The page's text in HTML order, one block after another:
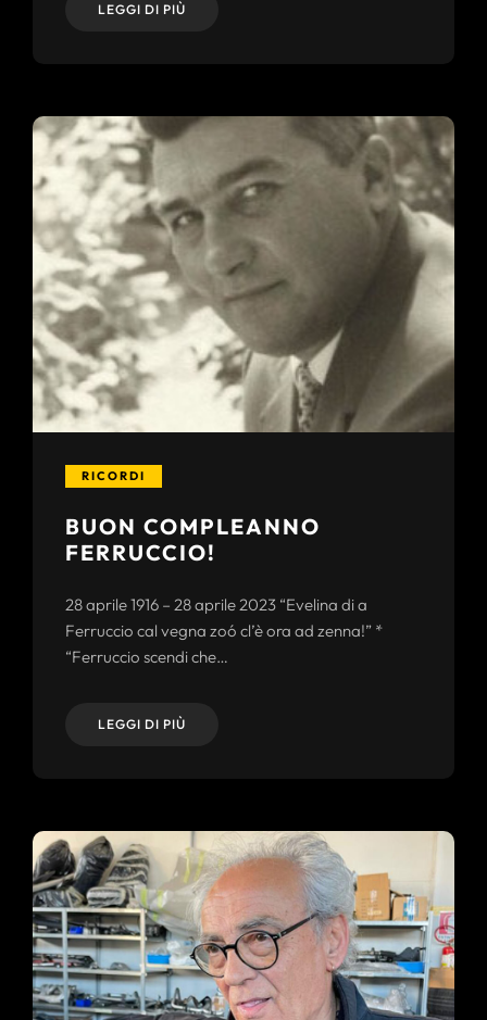
LEGGI DI PIÙ
RICORDI
BUON COMPLEANNO
FERRUCCIO!
28 aprile 1916 – 28 aprile 2023 “Evelina di a
Ferruccio cal vegna zoó cl’è ora ad zenna!” *
“Ferruccio scendi che…
LEGGI DI PIÙ